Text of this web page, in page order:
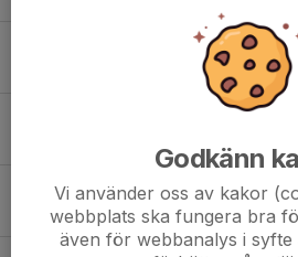
Information inför
0
Vårsäsongens sista träning
Förtydliganden inför
14 jun, 20:08 0
Godkänn
Vi använder oss av kakor
webbplats ska fungera bra
även för webbanalys i syfte